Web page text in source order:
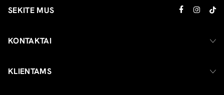
SEKITE MUS
KONTAKTAI
KLIENTAMS